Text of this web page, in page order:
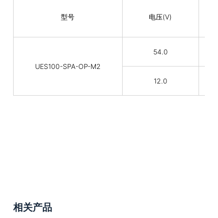
型号 电压(V)
UES100-SPA-OP-M2
54.0
12.0
相关产品